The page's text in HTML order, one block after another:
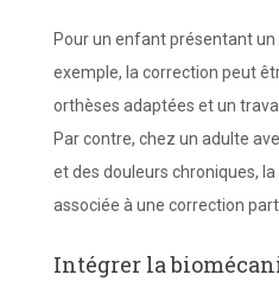
Pour un enfant présentant
exemple, la correction peut
orthèses adaptées et un
Par contre, chez un adulte
et des douleurs chroniques,
associée à une correction
Intégrer la